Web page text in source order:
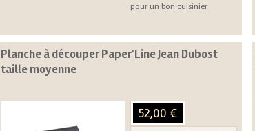
pour un bon cuisinier
Planche à découper Paper'Line Jean Dubost
taille moyenne
52,00 €